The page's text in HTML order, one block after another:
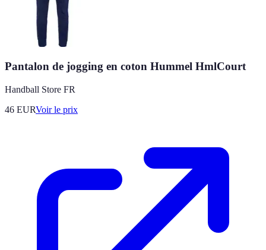
Pantalon de jogging en coton Hummel HmlCourt
Handball Store FR
46 EURVoir le prix